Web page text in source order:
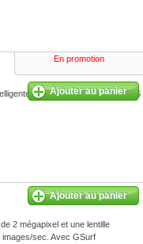
En promotion
Ajouter au panier
et support de SIP/VoIP/IMS
Ajouter au panier
2 mégapixel et une lentille
sec. Avec GSurf